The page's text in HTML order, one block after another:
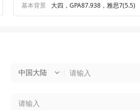
基本背景 大四，GPA87.938，雅思7(5.5)
中国大陆